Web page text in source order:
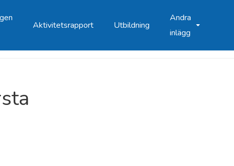
Aktivitetsrapport Utbildning
Andra
inlägg